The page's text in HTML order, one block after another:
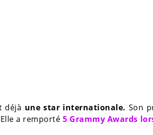
déjà une star internationale. Son
a remporté5 Grammy Awards